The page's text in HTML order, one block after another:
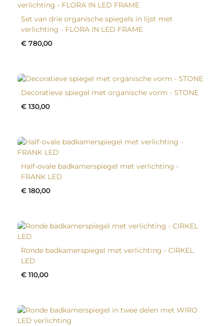
Set van drie organische spiegels in lijst met
verlichting - FLORA IN LED FRAME
€ 780,00
Decoratieve spiegel met organische vorm - STONE
€ 130,00
Half-ovale badkamerspiegel met verlichting -
FRANK LED
€ 180,00
Ronde badkamerspiegel met verlichting - CIRKEL
LED
€ 110,00